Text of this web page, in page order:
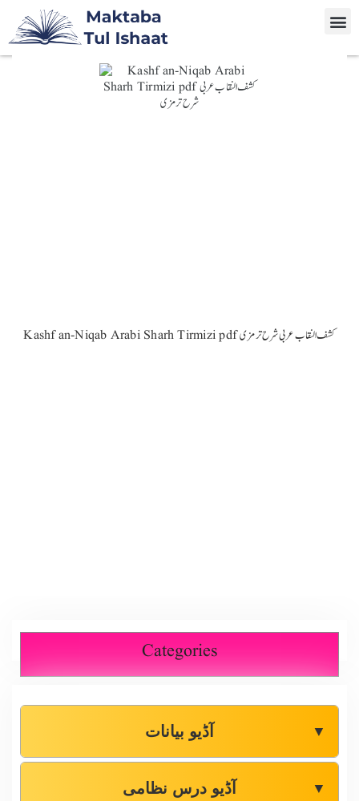
Kashf an-Niqab Arabi Sharh Tirmizi pdf كشف النقاب عربی شرح ترمزی
Categories
آڈیو بیانات ▼
آڈیو درس نظامی ▼